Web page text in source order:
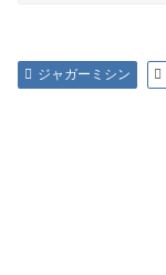
ジャガーミシン